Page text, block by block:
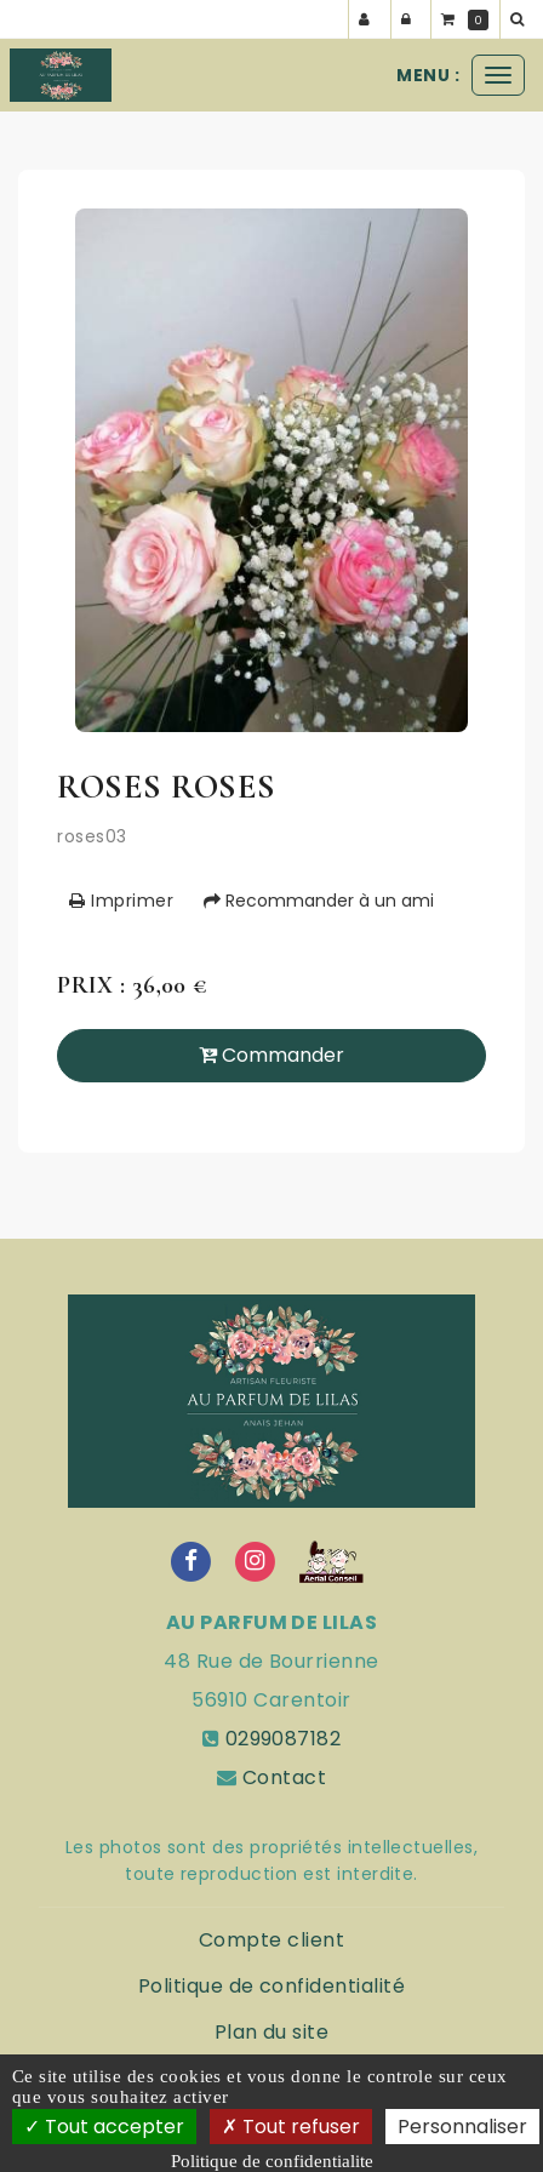
le
MENU :
les bouquets
ROSES ROSES
roses03
Imprimer Recommander à un ami
PRIX : 36,00 €
Commander
0
AU PARFUM DE LILAS
48 Rue de Bourrienne
56910 Carentoir
0299087182
Contact
Les photos sont des propriétés intellectuelles,
toute reproduction est interdite.
Compte client
Politique de confidentialité
Plan du site
Mentions légales
Ce site utilise des cookies et vous donne le controle sur ceux
que vous souhaitez activer
Tout accepter Tout refuser Personnaliser
Politique de confidentialite